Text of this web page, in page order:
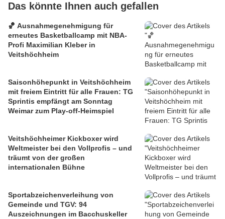
Das könnte Ihnen auch gefallen
🏀 Ausnahmegenehmigung für
erneutes Basketballcamp mit NBA-
Profi Maximilian Kleber in
Veitshöchheim
Saisonhöhepunkt in Veitshöchheim
mit freiem Eintritt für alle Frauen: TG
Sprintis empfängt am Sonntag
Weimar zum Play-off-Heimspiel
Veitshöchheimer Kickboxer wird
Weltmeister bei den Vollprofis – und
träumt von der großen
internationalen Bühne
Sportabzeichenverleihung von
Gemeinde und TGV: 94
Auszeichnungen im Bacchuskeller